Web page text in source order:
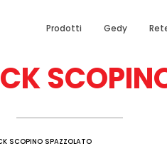
Prodotti Gedy
SCOPINO SPAZZOLATO